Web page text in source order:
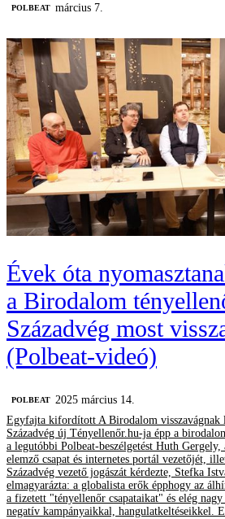
‎POLBEAT március 7.
Évek óta
a Birodalom
Századvég most
(Polbeat-videó)
‎POLBEAT
2025 március 14.
Egyfajta kifordított A Birodalom visszavágnak
Századvég új Tényellenőr.hu-ja épp a
a legutóbbi Polbeat-beszélgetést Huth
elemző csapat és internetes portál vezetőjét,
Századvég vezető jogászát kérdezte, Stefka
elmagyarázta: a globalista erők épphogy az
a fizetett "tényellenőr csapataikat" és elég
negatív kampányaikkal, hangulatkeltéseikkel.